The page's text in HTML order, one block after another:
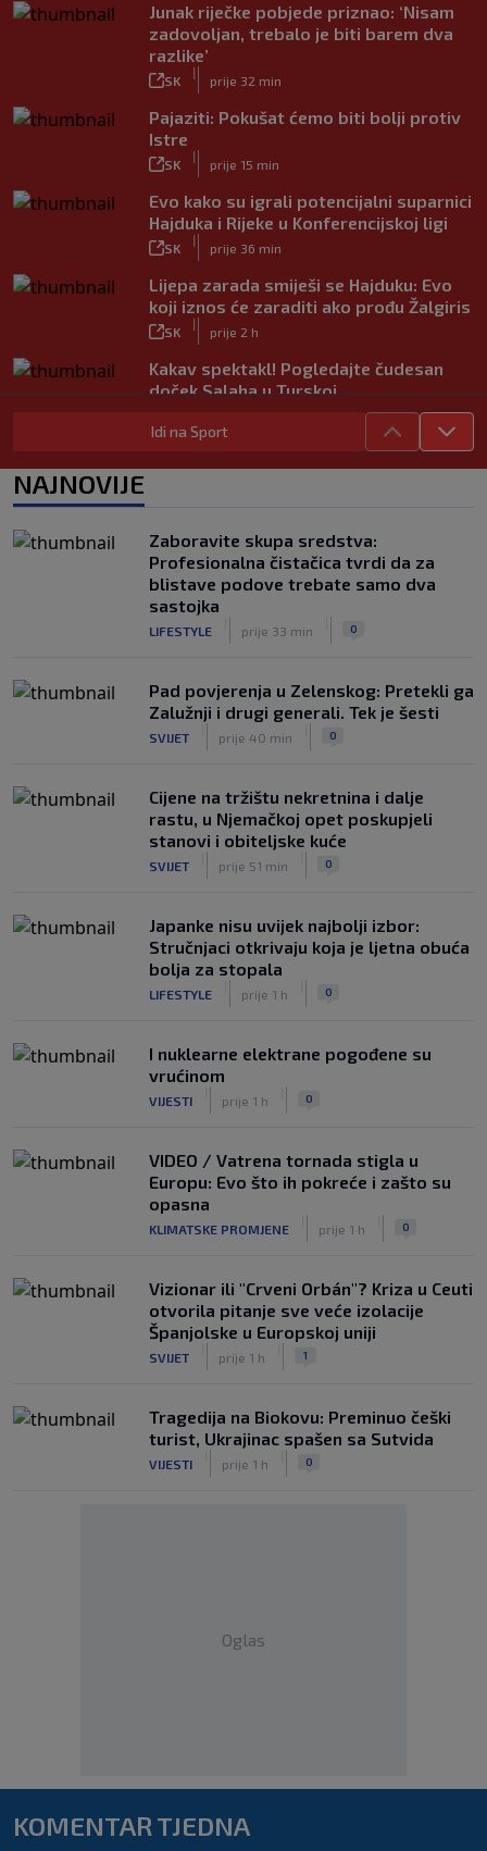
Junak riječke pobjede priznao: ‘Nisam
zadovoljan, trebalo je biti barem dva
razlike’
SK
|
prije 32 min
Pajaziti: Pokušat ćemo biti bolji protiv
Istre
SK
|
prije 15 min
Evo kako su igrali potencijalni suparnici
Hajduka i Rijeke u Konferencijskoj ligi
SK
|
prije 36 min
Lijepa zarada smiješi se Hajduku: Evo
koji iznos će zaraditi ako prođu Žalgiris
SK
|
prije 2 h
Kakav spektakl! Pogledajte čudesan
doček Salaha u Turskoj
Neočekivani problemi za Dinamo:
Mišićeva zamjena zapela u Beogradu
Idi na Sport
NAJNOVIJE
Zaboravite skupa sredstva:
Profesionalna čistačica tvrdi da za
blistave podove trebate samo dva
sastojka
LIFESTYLE prije 33 min 0
Pad povjerenja u Zelenskog: Pretekli ga
Zalužnji i drugi generali. Tek je šesti
SVIJET prije 40 min 0
Cijene na tržištu nekretnina i dalje
rastu, u Njemačkoj opet poskupjeli
stanovi i obiteljske kuće
SVIJET prije 51 min 0
Japanke nisu uvijek najbolji izbor:
Stručnjaci otkrivaju koja je ljetna obuća
bolja za stopala
LIFESTYLE prije 1 h 0
I nuklearne elektrane pogođene su
vrućinom
VIJESTI prije 1 h 0
VIDEO / Vatrena tornada stigla u
Europu: Evo što ih pokreće i zašto su
opasna
KLIMATSKE PROMJENE prije 1 h 0
Vizionar ili "Crveni Orbán"? Kriza u Ceuti
otvorila pitanje sve veće izolacije
Španjolske u Europskoj uniji
SVIJET prije 1 h 1
Tragedija na Biokovu: Preminuo češki
turist, Ukrajinac spašen sa Sutvida
VIJESTI prije 1 h 0
Oglas
KOMENTAR TJEDNA